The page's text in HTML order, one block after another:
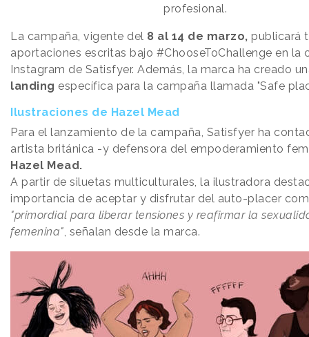
profesional.
La campaña, vigente del 8 al 14 de marzo, publicará
aportaciones escritas bajo #ChooseToChallenge en la
Instagram de Satisfyer. Además, la marca ha creado
landing específica para la campaña llamada "Safe
Ilustraciones de Hazel Mead
Para el lanzamiento de la campaña, Satisfyer ha
artista británica -y defensora del empoderamiento
Hazel Mead.
A partir de siluetas multiculturales, la ilustradora
importancia de aceptar y disfrutar del auto-placer
"primordial para liberar tensiones y reafirmar la
femenina", señalan desde la marca.